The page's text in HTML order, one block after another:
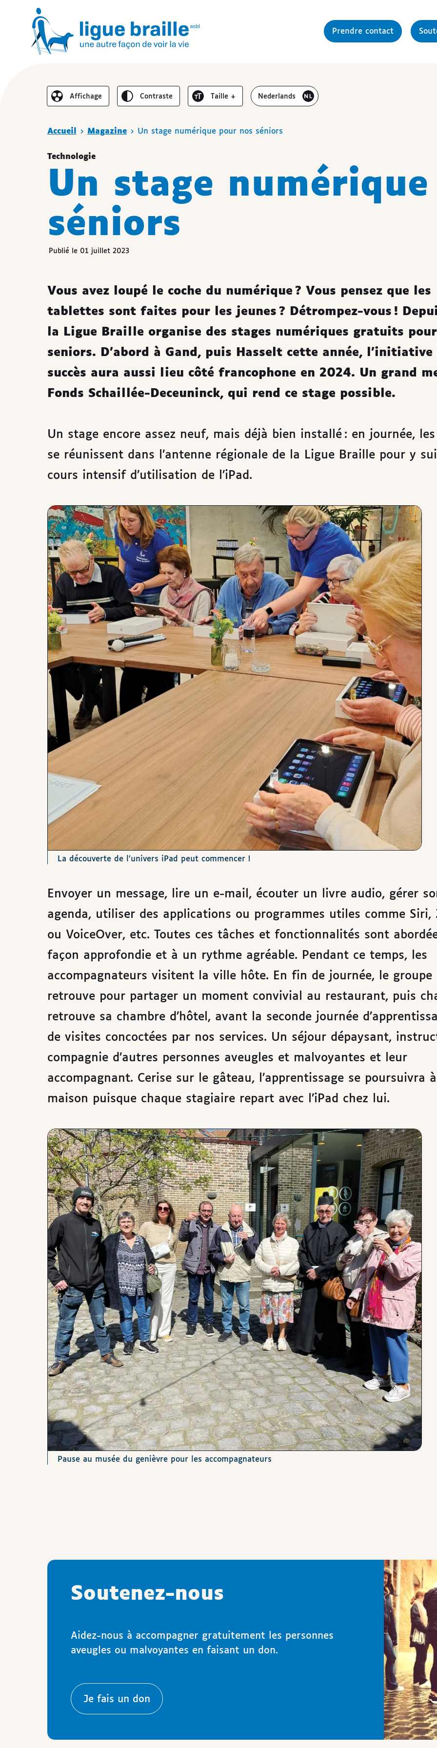
Affichage
Réduire l’affichage
Inverser le
contraste Augmenter la
taille + Bezoek de website in het
Nederlands
Prendre contact
Vous êtes ici
Accueil Magazine Un stage numérique pour nos séniors
Technologie
Un stage
séniors
Publié le 01 juillet 2023
Vous avez loupé le coche du numérique ? Vous pensez que les
tablettes sont faites pour les jeunes ? Détrompez-vous !
la Ligue Braille organise des stages numériques gratuits
seniors. D’abord à Gand, puis Hasselt cette année, l’initiative
succès aura aussi lieu côté francophone en 2024. Un grand
Fonds Schaillée-Deceuninck, qui rend ce stage possible.
Un stage encore assez neuf, mais déjà bien installé : en journée,
se réunissent dans l’antenne régionale de la Ligue Braille pour y
cours intensif d’utilisation de l’iPad.
La découverte de l’univers iPad peut commencer !
Envoyer un message, lire un e-mail, écouter un livre audio, gérer
agenda, utiliser des applications ou programmes utiles comme Siri,
ou VoiceOver, etc. Toutes ces tâches et fonctionnalités sont
façon approfondie et à un rythme agréable. Pendant ce temps, les
accompagnateurs visitent la ville hôte. En fin de journée, le groupe
retrouve pour partager un moment convivial au restaurant, puis
retrouve sa chambre d’hôtel, avant la seconde journée
de visites concoctées par nos services. Un séjour dépaysant,
compagnie d’autres personnes aveugles et malvoyantes et leur
accompagnant. Cerise sur le gâteau, l’apprentissage se poursuivra
maison puisque chaque stagiaire repart avec l’iPad chez lui.
Pause au musée du genièvre pour les accompagnateurs
Soutenez-nous
Aidez-nous à accompagner gratuitement les personnes
aveugles ou malvoyantes en faisant un don.
Je fais un don